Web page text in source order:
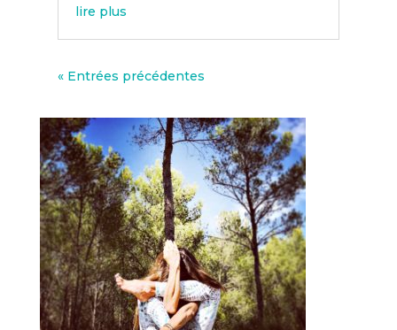
lire plus
« Entrées précédentes